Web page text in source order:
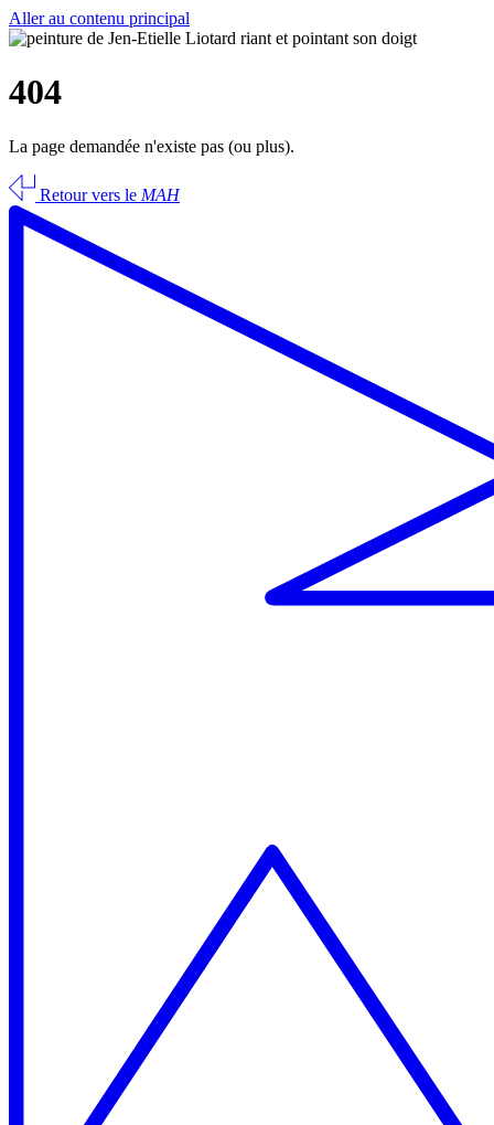
Aller au contenu principal
404
La page demandée n'existe pas (ou plus).
Retour vers le MAH